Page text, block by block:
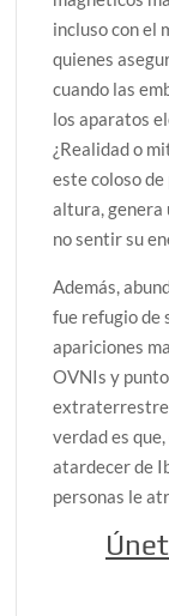
incluso con el
quienes
cuando las
los aparatos
¿Realidad o
este coloso
altura, genera
no sentir su
Además,
fue refugio de
apariciones
OVNIs y
verdad es
atardecer de
personas le